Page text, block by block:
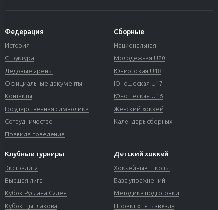
Федерация
История
Структура
Ледовые арены
Официальные документы
Контакты
Государственная символика
Сотрудничество
Правила поведения
Сборные
Национальная
Молодежная U20
Юниорская U18
Юношеская U17
Юношеская U16
Женский хоккей
Календарь сборных
Клубные турниры
Экстралига
Высшая лига
Кубок Руслана Салея
Кубок Цыплакова
Детский хоккей
Хоккейные школы
База упражнений
Методика подготовки
Проект «Пять звезд»